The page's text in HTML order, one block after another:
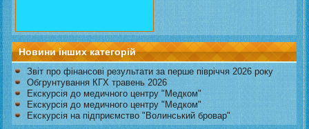
Новини інших категорій
Звіт про фінансові результати за перше півріччя 2026 року
Обгрунтування КГХ травень 2026
Екскурсія до медичного центру "Медком"
Екскурсія до медичного центру "Медком"
Екскурсія на підприємство "Волинський бровар"